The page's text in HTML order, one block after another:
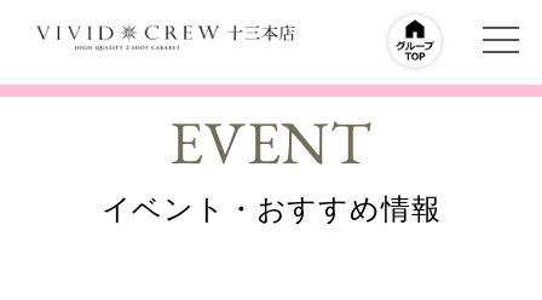
EVENT
イベント・おすすめ情報